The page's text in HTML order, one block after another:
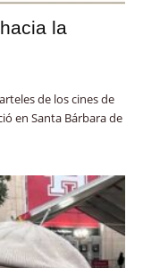
la
de los cines de
en Santa Bárbara de